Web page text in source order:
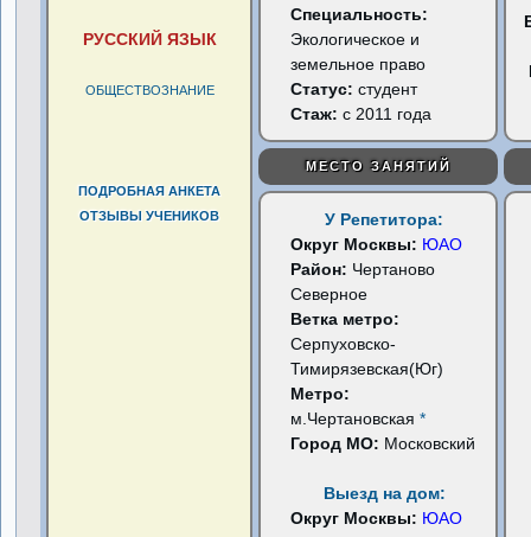
РУССКИЙ ЯЗЫК
ОБЩЕСТВОЗНАНИЕ
ПОДРОБНАЯ АНКЕТА
ОТЗЫВЫ УЧЕНИКОВ
Специальность:
Экологическое и
земельное право
Статус:студент
Стаж: с 2011 года
МЕСТО ЗАНЯТИЙ
У Репетитора:
Округ Москвы: ЮАО
Район: Чертаново
Северное
Ветка метро:
Серпуховско-
Тимирязевская(Юг)
Метро:
м.Чертановская*
Город МО: Московский
Выезд на дом:
Округ Москвы: ЮАО